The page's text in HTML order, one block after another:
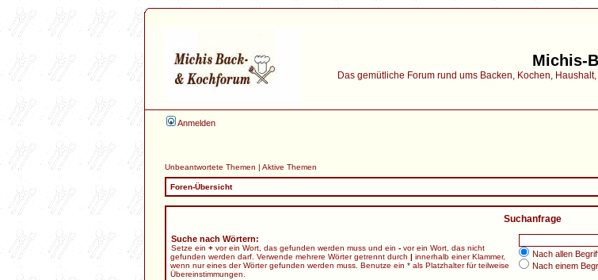
Michis-
Das gemütliche Forum rund ums Backen, Kochen,
Anmelden
Unbeantwortete Themen | Aktive Themen
Foren-Übersicht
Suchanfrage
Suche nach Wörtern:
Setze ein + vor ein Wort, das gefunden werden muss und ein - vor ein Wort, das nicht
gefunden werden darf. Verwende mehrere Wörter getrennt durch | innerhalb einer Klammer,
wenn nur eines der Wörter gefunden werden muss. Benutze ein * als Platzhalter für teilweise
Übereinstimmungen.
Nach allen
Nach einem